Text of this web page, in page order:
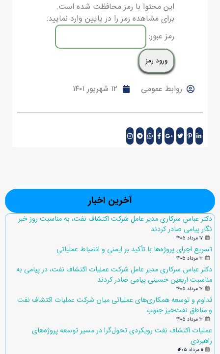
این محتوا با رمز محافظت شده است.
برای مشاهده رمز را در پایین وارد نمایید:
رمز عبور:
روابط عمومی ۱۲ شهریور ۱۴۰۱
آخرین اخبار
دکتر عباس سرکاری مدیر عامل شرکت اکتشاف نفت، به مناسبت روز خبر
نگار پیامی صادر کردند
۱۷ مرداد ۱۴۰۵
تسریع اجرای پروژه‌ها با تأکید بر ایمنی و انضباط عملیاتی
۱۲ مرداد ۱۴۰۵
دکتر عباس سرکاری مدیر عامل شرکت عملیات اکتشاف نفت، در پیامی به
مناسبت اربعین حسینی پیامی صادر کردند
۱۲ مرداد ۱۴۰۵
تداوم و توسعه همکاری‌های عملیاتی میان شرکت عملیات اکتشاف نفت
و مناطق نفت‌خیز جنوب
۱۲ مرداد ۱۴۰۵
عملیات اکتشاف نفت رویکردی تحول‌گرا در مسیر توسعه پروژه‌های
راهبردی
۱۱ مرداد ۱۴۰۵